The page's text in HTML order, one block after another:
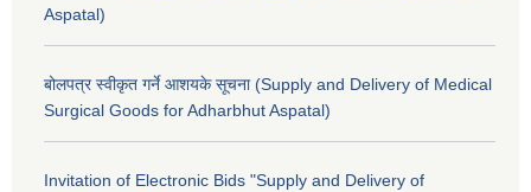
Aspatal)
बोलपत्र स्वीकृत गर्ने आशयके सूचना (Supply and Delivery of Medical
Surgical Goods for Adharbhut Aspatal)
Invitation of Electronic Bids "Supply and Delivery of